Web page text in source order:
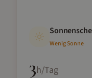
Wenig Sonne
3h/Tag